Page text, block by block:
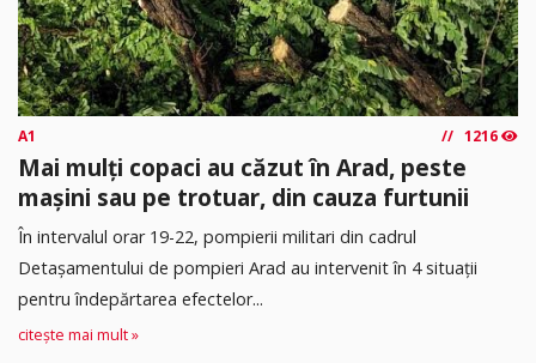
A1 1216
Mai mulți copaci au căzut în Arad, peste
mașini sau pe trotuar, din cauza furtunii
În intervalul orar 19-22, pompierii militari din cadrul
Detașamentului de pompieri Arad au intervenit în 4 situații
pentru îndepărtarea efectelor...
citește mai mult »